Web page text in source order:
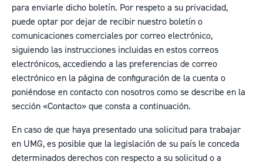
para enviarle dicho boletín. Por respeto a su privacidad,
puede optar por dejar de recibir nuestro boletín o
comunicaciones comerciales por correo electrónico,
siguiendo las instrucciones incluidas en estos correos
electrónicos, accediendo a las preferencias de correo
electrónico en la página de configuración de la cuenta o
poniéndose en contacto con nosotros como se describe en la
sección «Contacto» que consta a continuación.
En caso de que haya presentado una solicitud para trabajar
en UMG, es posible que la legislación de su país le conceda
determinados derechos con respecto a su solicitud o a